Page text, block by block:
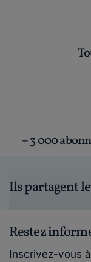
+ 3 000
Ils partagent
Restez
Inscrivez-vous